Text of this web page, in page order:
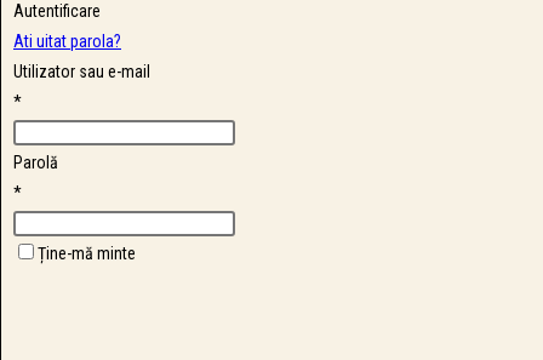
Autentificare
Ati uitat parola?
Utilizator sau e-mail
*
Parolă
*
Ține-mă minte